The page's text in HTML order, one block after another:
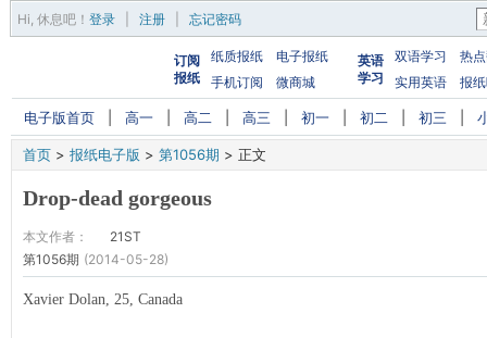
Hi, 休息吧 ！ 登录 注册 忘记密码
订阅
报纸
纸质报纸
电子报纸
手机订阅
微商城
英语
学习
双语学习
热
实用英语
报
电子版首页 高一 高二 高三 初一 初二 初三
首页 > 报纸电子版 > 第1056期 > 正文
Drop-dead gorgeous
本文作者：
21ST
第1056期 (2014-05-28)
Xavier Dolan, 25, Canada